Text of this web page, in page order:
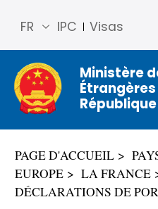
IPC Visas
FR
简体
中文
Engli
sh
Русс
Espa
ñol
Ministère
Étrangères
PAGE D'ACCUEIL
EUROPE
LA FRANCE
DÉCLARATIONS DE